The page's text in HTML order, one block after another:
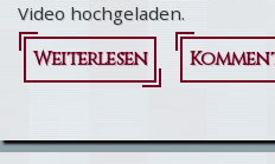
Video hochgeladen.
Weiterlesen
über
Creed